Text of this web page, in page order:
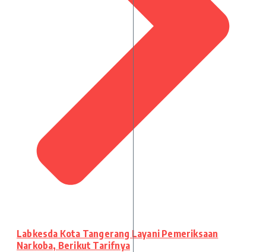
Labkesda Kota Tangerang Layani Pemeriksaan
Narkoba, Berikut Tarifnya